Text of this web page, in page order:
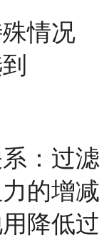
情况
：过滤
的增减
降低过